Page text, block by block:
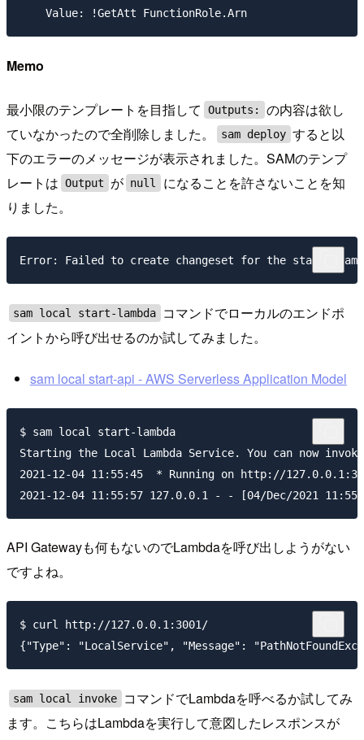
Memo
最小限のテンプレートを目指して Outputs:
の内容は欲し
ていなかったので全削除しました。
sam deploy すると以
下のエラーのメッセージが表示されました。SAMのテンプ
レートは Output が null
になることを許さないことを知
りました。
sam local start-lambda
コマンドでローカルのエンドポ
イントから呼び出せるのか試してみました。
sam local start-api - AWS Serverless Application Model
$ sam local start-lambda
Starting the Local Lambda Service. You can now
2021-12-04 11:55:45  * Running on http://
API Gatewayも何もないのでLambdaを呼び出しようがない
ですよね。
$ curl http://127.0.0.1:3001/
sam local invoke
コマンドでLambdaを呼べるか試してみ
ます。こちらはLambdaを実行して意図したレスポンスが